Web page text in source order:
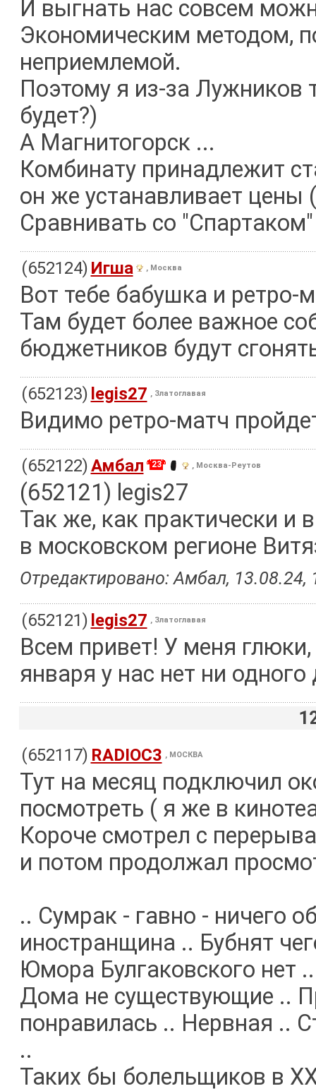
И выгнать нас совсем
Экономическим методом,
неприемлемой.
Поэтому я из-за Лужников
будет?)
А Магнитогорск ...
Комбинату принадлежит
он же устанавливает цены
Сравнивать со
(652124) Игша , Москва
Вот тебе бабушка и
Там будет более важное
бюджетников будут
(652123) legis27 , Златоглавая
Видимо ретро-матч
(652122)Амбал 23 , Москва-Реутов
(652121) legis27
Так же, как практически и
в московском регионе
Отредактировано: Амбал, 13.08.24,
(652121) legis27 , Златоглавая
Всем привет! У меня
января у нас нет ни
(652117) RADIOC3 , МОСКВА
Тут на месяц подключил
посмотреть ( я же в
Короче смотрел с
и потом продолжал
.. Сумрак - гавно - ничего
иностранщина .. Бубнят
Юмора Булгаковского нет
Дома не существующие ..
понравилась .. Нервная ..
..
Таких бы болельщиков в